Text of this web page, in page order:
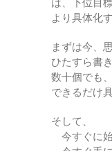
は、下位目
より具体化
まずは今、
ひたすら書
数十個でも
できるだけ
そして、
今すぐに始